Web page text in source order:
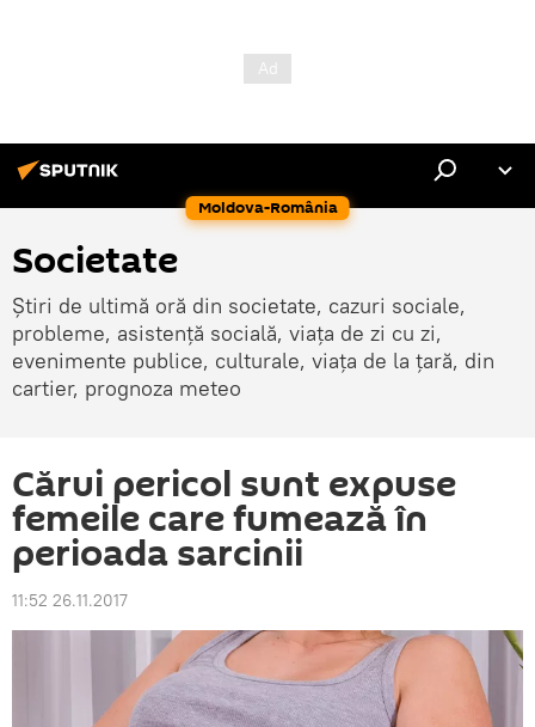
Moldova-România
Societate
Știri de ultimă oră din societate, cazuri sociale,
probleme, asistență socială, viața de zi cu zi,
evenimente publice, culturale, viața de la țară, din
cartier, prognoza meteo
Cărui pericol sunt expuse
femeile care fumează în
perioada sarcinii
11:52 26.11.2017